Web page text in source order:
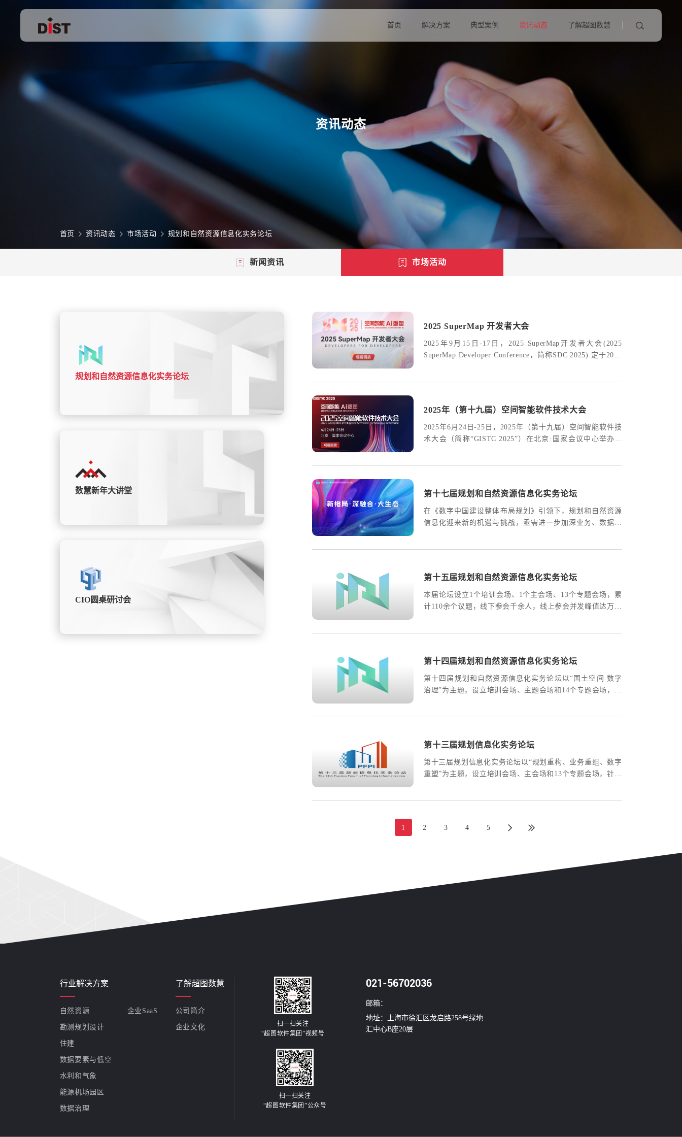
首页 解决方案 典型案例 资讯动态 了解超图数慧
资讯动态
首页 资讯动态 市场活动 规划和自然资源信息化实务论坛
新闻资讯 市场活动
规划和自然资源信息化实务论坛
数慧新年大讲堂
CIO圆桌研讨会
2025 SuperMap 开发者大会
2025年9月15日-17日，2025 SuperMap开发者大会(2025
SuperMap Developer Conference，简称SDC 2025) 定于2025
2025年（第十九届）空间智能软件技术大会
​2025年6月24日-25日，2025年（第十九届）空间智能软件技
术大会（简称“GISTC 2025”）在北京·国家会议中心举办，
第十七届规划和自然资源信息化实务论坛
在《数字中国建设整体布局规划》引领下，规划和自然资源
信息化迎来新的机遇与挑战，亟需进一步加深业务、数据、
办。
第十五届规划和自然资源信息化实务论坛
本届论坛设立1个培训会场、1个主会场、13个专题会场，累
计110余个议题，线下参会千余人，线上参会并发峰值达万余
第十四届规划和自然资源信息化实务论坛
第十四届规划和自然资源信息化实务论坛以“国土空间 数字
治理”为主题，设立培训会场、主题会场和14个专题会场，线
人线上参会，各个直播渠道累计访问量累计超过60万人次。
第十三届规划信息化实务论坛
第十三届规划信息化实务论坛以“规划重构、业务重组、数字
重塑”为主题，设立培训会场、主会场和13个专题会场，针对
1 2 3 4 5
行业解决方案
自然资源
勘测规划设计
住建
数据要素与低空
水利和气象
能源机场园区
数据治理
企业SaaS
了解超图数慧
公司简介
企业文化
扫一扫关注
“超图软件集团”视频号
扫一扫关注
“超图软件集团”公众号
021-56702036
邮箱：
地址：上海市徐汇区龙启路258号绿地
汇中心B座20层